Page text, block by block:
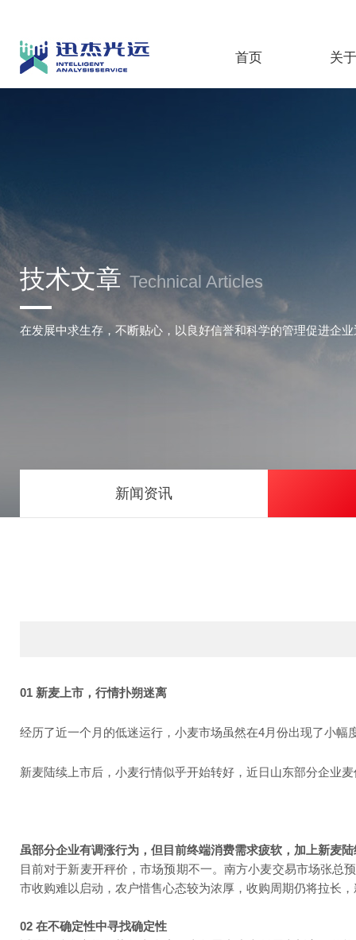
首页 关
技术文章 Technical Articles
在发展中求生存，不断贴心，以良好信誉和科学的管理促进企
新闻资讯
01 新麦上市，行情扑朔迷离
经历了近一个月的低迷运行，小麦市场虽然在4月份出现了小
新麦陆续上市后，小麦行情似乎开始转好，近日山东部分企业
虽部分企业有调涨行为，但目前终端消费需求疲软，加上新麦
目前对于新麦开秤价，市场预期不一。南方小麦交易市场张总
市收购难以启动，农户惜售心态较为浓厚，收购周期仍将拉长
02 在不确定性中寻找确定性